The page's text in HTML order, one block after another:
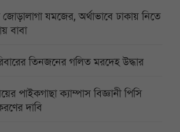
যমজের, অর্থাভাবে ঢাকায় নিতে
বাবা
তিনজনের গলিত মরদেহ উদ্ধার
পাইকগাছা ক্যাম্পাস বিজ্ঞানী পিসি
দাবি